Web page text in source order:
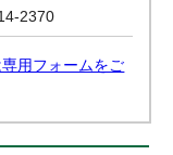
2370
用フォームをご